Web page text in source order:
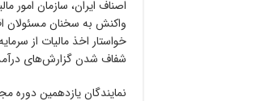
واکنش به سخنان مسئولان
خواستار اخذ مالیات از
شفاف شدن گزارش‌های